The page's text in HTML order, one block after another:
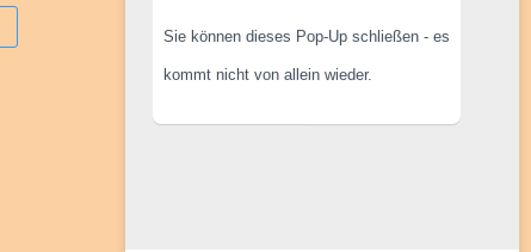
Sie können dieses Pop-Up schließen - es
kommt nicht von allein wieder.